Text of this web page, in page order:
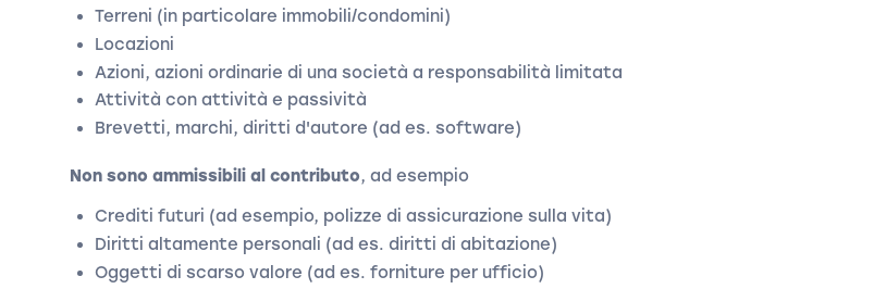
Terreni (in particolare immobili/condomini)
Locazioni
Azioni, azioni ordinarie di una società a responsabilità limitata
Attività con attività e passività
Brevetti, marchi, diritti d'autore (ad es. software)
Non sono ammissibili al contributo, ad esempio
Crediti futuri (ad esempio, polizze di assicurazione sulla vita)
Diritti altamente personali (ad es. diritti di abitazione)
Oggetti di scarso valore (ad es. forniture per ufficio)